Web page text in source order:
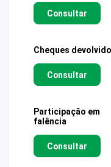
Consultar
Cheques
Consultar
Participação em
falência
Consultar